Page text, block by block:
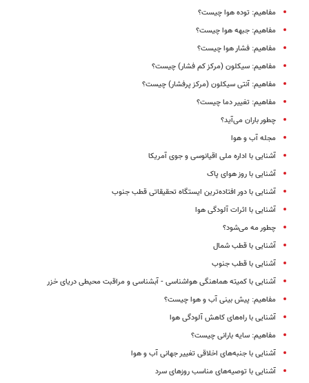
مفاهیم: توده هوا چیست؟
مفاهیم: جبهه هوا چیست؟
مفاهیم: فشار هوا چیست؟
مفاهیم: سیکلون (مرکز کم فشار) چیست؟
مفاهیم: آنتی سیکلون (مرکز پر‌فشار) چیست؟
مفاهیم: تغییر دما چیست؟
چطور باران می‌آید؟
مجله آب و هوا
آشنایی با اداره ملی اقیانوسی و جوی آمریکا
آشنایی با روز هوای پاک
آشنایی با دور افتاده‌ترین ایستگاه‌ تحقیقاتی قطب جنوب
آشنایی با اثرات آلودگی هوا
چطور مه می‌شود؟
آشنایی با قطب شمال
آشنایی با قطب جنوب
آشنایی با کمیته هماهنگی هواشناسی - آبشناسی و مراقبت محیطی دریای خزر
مفاهیم: پیش‌ بینی آب‌ و هوا چیست؟
آشنایی با راه‌های کاهش آلودگی هوا
مفاهیم: سایه بارانی چیست؟
آشنایی با جنبه‌های اخلاقی تغییر جهانی آب و هوا
آشنایی با توصیه‌های مناسب روزهای سرد